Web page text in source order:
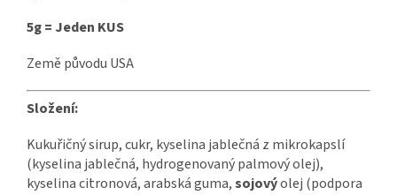
5g = Jeden KUS
Země původu USA
Složení:
Kukuřičný sirup, cukr, kyselina jablečná z mikrokapslí
(kyselina jablečná, hydrogenovaný palmový olej),
kyselina citronová, arabská guma,sojovýolej (podpora